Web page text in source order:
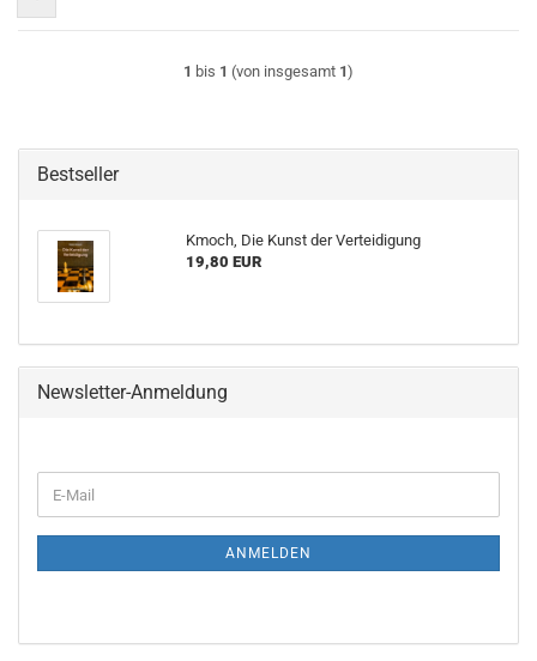
1 bis 1 (von insgesamt 1)
Bestseller
Kmoch, Die Kunst der Verteidigung
19,80 EUR
Newsletter-Anmeldung
ZUR
E-
Mail
ANMELDEN